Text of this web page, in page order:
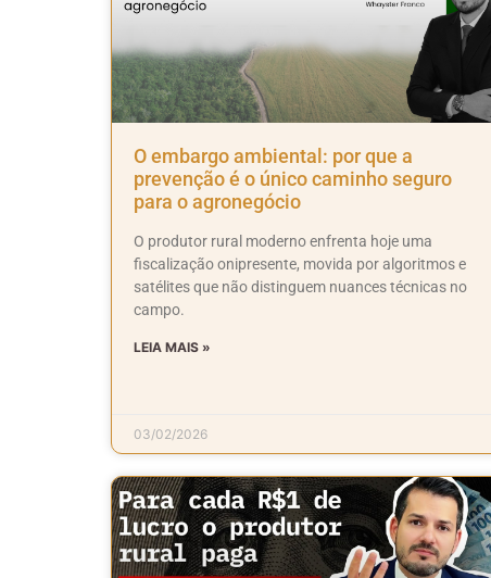
O embargo ambiental: por que a
prevenção é o único caminho seguro
para o agronegócio
O produtor rural moderno enfrenta hoje uma
fiscalização onipresente, movida por algoritmos e
satélites que não distinguem nuances técnicas no
campo.
LEIA MAIS »
03/02/2026